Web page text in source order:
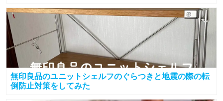
無印良品のユニットシェルフのぐらつきと地震の際の転
倒防止対策をしてみた